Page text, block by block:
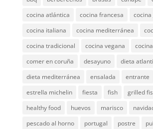
cocina atlántica
cocina francesa
cocina italiana
cocina mediterránea
cocina tradicional
cocina vegana
comer en coruña
desayuno
dieta
dieta mediterránea
ensalada
entrante
estrella michelin
fiesta fish
grilled
healthy food
huevos marisco
pescado al horno
portugal postre